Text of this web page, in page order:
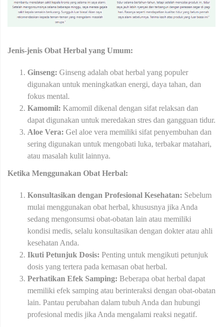
Jenis-jenis Obat Herbal yang Umum:
Ginseng: Ginseng adalah obat herbal yang populer
digunakan untuk meningkatkan energi, daya tahan, dan
fokus mental.
Kamomil: Kamomil dikenal dengan sifat relaksan dan
dapat digunakan untuk meredakan stres dan gangguan tidur.
Aloe Vera: Gel aloe vera memiliki sifat penyembuhan dan
sering digunakan untuk mengobati luka, terbakar matahari,
atau masalah kulit lainnya.
Ketika Menggunakan Obat Herbal:
Konsultasikan dengan Profesional Kesehatan: Sebelum
mulai menggunakan obat herbal, khususnya jika Anda
sedang mengonsumsi obat-obatan lain atau memiliki
kondisi medis, selalu konsultasikan dengan dokter atau ahli
kesehatan Anda.
Ikuti Petunjuk Dosis: Penting untuk mengikuti petunjuk
dosis yang tertera pada kemasan obat herbal.
Perhatikan Efek Samping: Beberapa obat herbal dapat
memiliki efek samping atau berinteraksi dengan obat-obatan
lain. Pantau perubahan dalam tubuh Anda dan hubungi
profesional medis jika Anda mengalami reaksi negatif.